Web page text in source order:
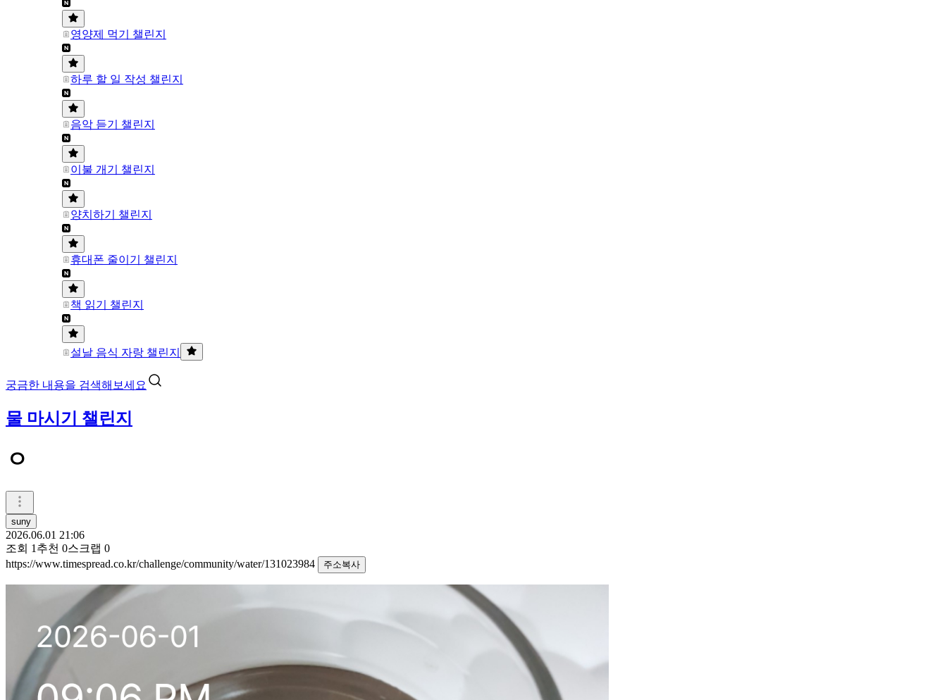
영양제 먹기 챌린지
하루 할 일 작성 챌린지
음악 듣기 챌린지
이불 개기 챌린지
양치하기 챌린지
휴대폰 줄이기 챌린지
책 읽기 챌린지
설날 음식 자랑 챌린지
궁금한 내용을 검색해보세요
물 마시기 챌린지
ㅇ
suny
2026.06.01 21:06
조회 1 추천 0스크랩 0
https://www.timespread.co.kr/challenge/community/water/131023984
주소복사